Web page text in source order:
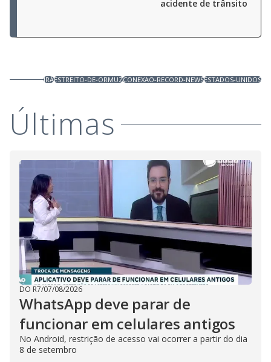
acidente de trânsito
IRÃESTREITO-DE-ORMUZCONEXAO-RECORD-NEWSESTADOS-UNIDOS
Últimas
DO R7/07/08/2026
WhatsApp deve parar de
funcionar em celulares antigos
No Android, restrição de acesso vai ocorrer a partir do dia
8 de setembro